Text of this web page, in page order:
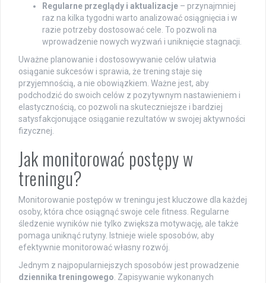
Regularne przeglądy i aktualizacje – przynajmniej
raz na kilka tygodni warto analizować osiągnięcia i w
razie potrzeby dostosować cele. To pozwoli na
wprowadzenie nowych wyzwań i uniknięcie stagnacji.
Uważne planowanie i dostosowywanie celów ułatwia
osiąganie sukcesów i sprawia, że trening staje się
przyjemnością, a nie obowiązkiem. Ważne jest, aby
podchodzić do swoich celów z pozytywnym nastawieniem i
elastycznością, co pozwoli na skuteczniejsze i bardziej
satysfakcjonujące osiąganie rezultatów w swojej aktywności
fizycznej.
Jak monitorować postępy w
treningu?
Monitorowanie postępów w treningu jest kluczowe dla każdej
osoby, która chce osiągnąć swoje cele fitness. Regularne
śledzenie wyników nie tylko zwiększa motywację, ale także
pomaga uniknąć rutyny. Istnieje wiele sposobów, aby
efektywnie monitorować własny rozwój.
Jednym z najpopularniejszych sposobów jest prowadzenie
dziennika treningowego. Zapisywanie wykonanych